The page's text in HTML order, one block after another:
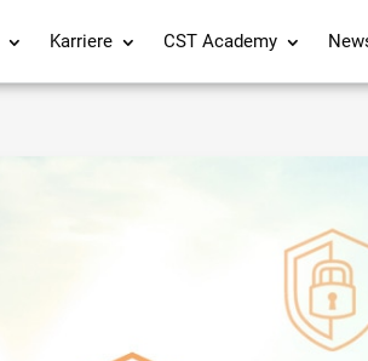
Karriere CST Academy